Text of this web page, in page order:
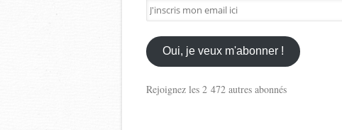
J'inscris
mon
email
ici
Oui, je veux m'abonner !
Rejoignez les 2 472 autres abonnés